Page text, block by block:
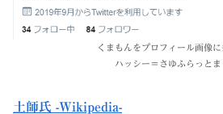
くまもんをプロフィール画像
ハッシー＝さゆふらっとま
土師氏 -Wikipedia-